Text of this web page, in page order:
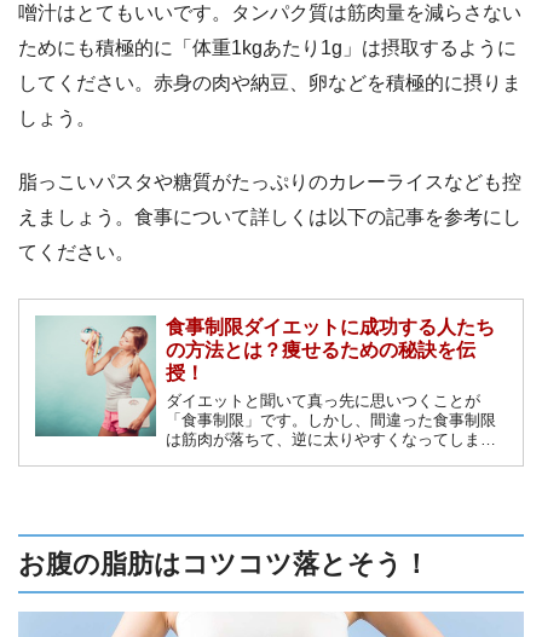
噌汁はとてもいいです。タンパク質は筋肉量を減らさない
ためにも積極的に「体重1kgあたり1g」は摂取するように
してください。赤身の肉や納豆、卵などを積極的に摂りま
しょう。
脂っこいパスタや糖質がたっぷりのカレーライスなども控
えましょう。食事について詳しくは以下の記事を参考にし
てください。
食事制限ダイエットに成功する人たち
の方法とは？痩せるための秘訣を伝
授！
ダイエットと聞いて真っ先に思いつくことが
「食事制限」です。しかし、間違った食事制限
は筋肉が落ちて、逆に太りやすくなってしまう
お腹の脂肪はコツコツ落とそう！